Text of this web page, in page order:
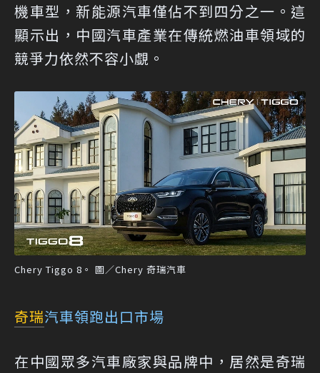
機車型，新能源汽車僅佔不到四分之一。這
顯示出，中國汽車產業在傳統燃油車領域的
競爭力依然不容小覷。
Chery Tiggo 8。 圖／Chery 奇瑞汽車
奇瑞汽車領跑出口市場
在中國眾多汽車廠家與品牌中，居然是奇瑞